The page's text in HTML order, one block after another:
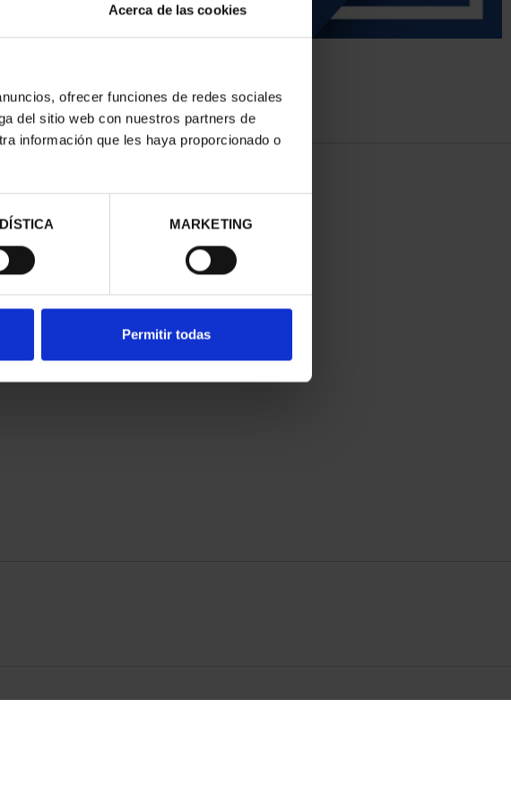
Acerca de las cookies
ofrecer funciones de redes sociales
del sitio web con nuestros partners de
información que les haya proporcionado o
MARKETING
Permitir todas